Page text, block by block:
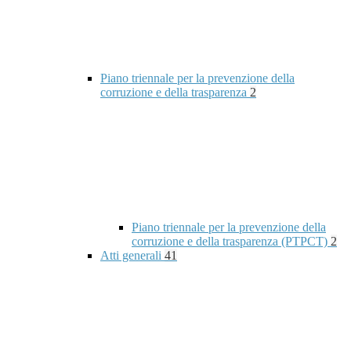
Piano triennale per la prevenzione della
corruzione e della trasparenza 2
Piano triennale per la prevenzione della
corruzione e della trasparenza (PTPCT) 2
Atti generali 41